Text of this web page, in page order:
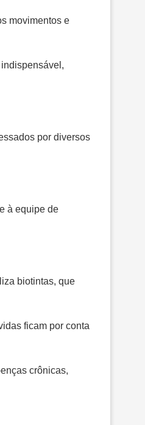
movimentos e
por diversos
à equipe de
biotintas, que
ficam por conta
crônicas,